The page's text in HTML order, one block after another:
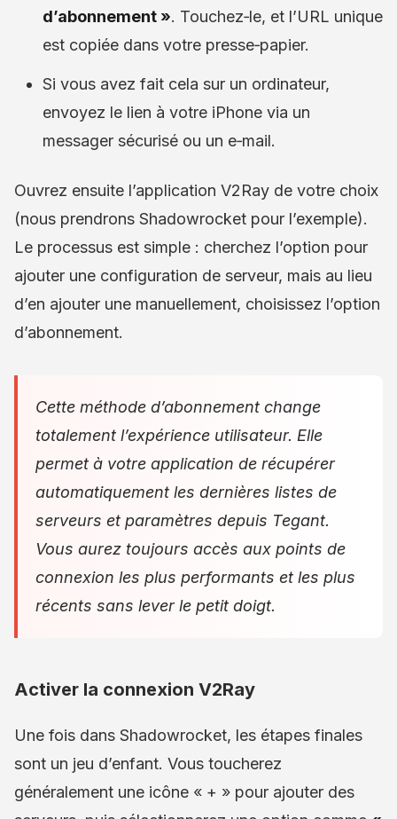
d’abonnement ». Touchez‑le, et l’URL unique
est copiée dans votre presse‑papier.
Si vous avez fait cela sur un ordinateur,
envoyez le lien à votre iPhone via un
messager sécurisé ou un e‑mail.
Ouvrez ensuite l’application V2Ray de votre choix
(nous prendrons Shadowrocket pour l’exemple).
Le processus est simple : cherchez l’option pour
ajouter une configuration de serveur, mais au lieu
d’en ajouter une manuellement, choisissez l’option
d’abonnement.
Cette méthode d’abonnement change
totalement l’expérience utilisateur. Elle
permet à votre application de récupérer
automatiquement les dernières listes de
serveurs et paramètres depuis Tegant.
Vous aurez toujours accès aux points de
connexion les plus performants et les plus
récents sans lever le petit doigt.
Activer la connexion V2Ray
Une fois dans Shadowrocket, les étapes finales
sont un jeu d’enfant. Vous toucherez
généralement une icône « + » pour ajouter des